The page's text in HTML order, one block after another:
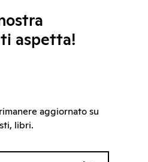
aspetta!
aggiornato su
libri.